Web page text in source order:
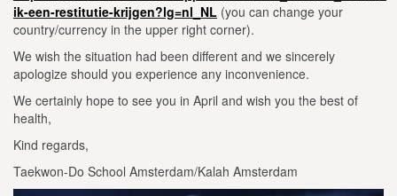
ik-een-restitutie-krijgen?lg=nl_NL (you can change your
country/currency in the upper right corner).
We wish the situation had been different and we sincerely
apologize should you experience any inconvenience.
We certainly hope to see you in April and wish you the best of
health,
Kind regards,
Taekwon-Do School Amsterdam/Kalah Amsterdam